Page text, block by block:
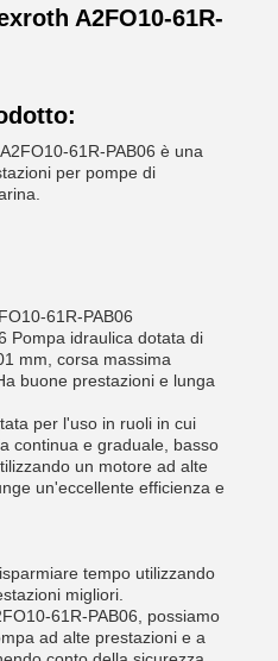
A2FO10-61R-
61R-PAB06 è una
per pompe di
61R-PAB06
Pompa idraulica dotata di
mm, corsa massima
buone prestazioni e lunga
per l'uso in ruoli in cui
continua e graduale, basso
un motore ad alte
un'eccellente efficienza e
tempo utilizzando
migliori.
61R-PAB06, possiamo
ad alte prestazioni e a